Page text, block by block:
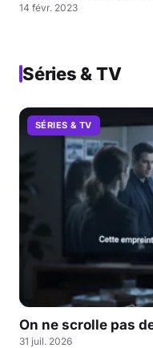
14 févr. 2023
Séries & TV
SÉRIES & TV
On ne scrolle pas
31 juil. 2026